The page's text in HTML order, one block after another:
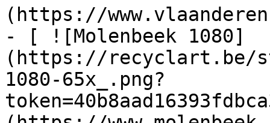
(https://
- [ ![Molenbeek 1080]
(https://recyclart.be/
1080-65x_.png?